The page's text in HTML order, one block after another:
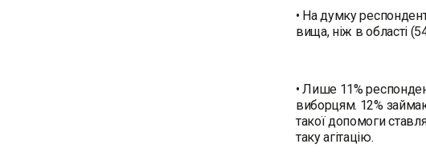
• На думку
вища, ніж в області
• Лише 11%
виборцям. 12%
такої допомоги
таку агітацію.